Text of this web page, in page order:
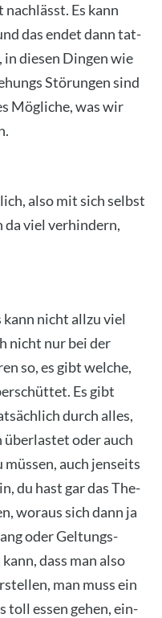
Es kann
das endet dann tat­
in die­sen Din­gen wie
Stö­run­gen sind
Mög­li­che, was wir
also mit sich selbst
da viel ver­hin­dern,
kann nicht all­zu viel
nicht nur bei der
so, es gibt wel­che,
Es gibt
durch alles,
oder auch
müs­sen, auch jen­seits
du hast gar das The­
wor­aus sich dann ja
oder Gel­tungs­
dass man also
man muss ein
toll essen gehen, ein­